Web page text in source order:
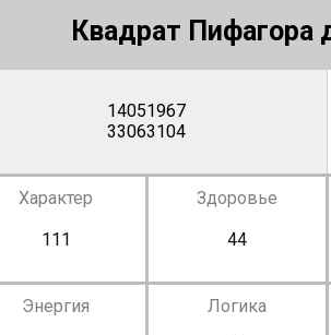
Квадрат Пифагора
14051967
33063104
Характер
111
Здоровье
44
Энергия
Логика